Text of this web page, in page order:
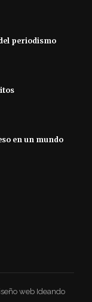
periodismo
en un mundo
web Ideando